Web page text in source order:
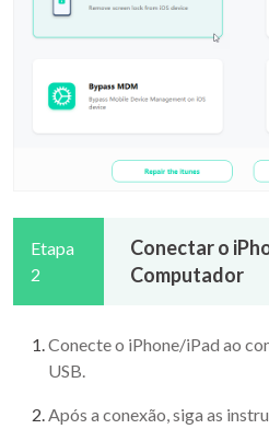
Etapa
2
Conectar o
Computador
Conecte o iPhone/iPad ao
USB.
Após a conexão, siga as